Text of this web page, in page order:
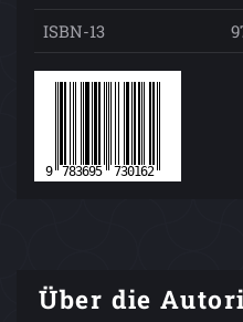
ISBN-13
Über die